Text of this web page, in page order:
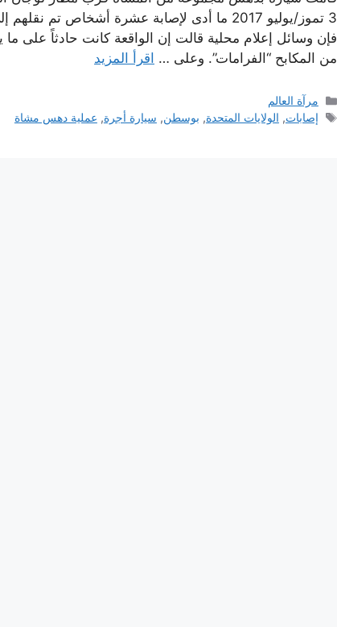
3 تموز/يوليو 2017 ما أدى لإصابة عشرة أشخاص
فإن وسائل إعلام محلية قالت إن الواقعة كانت حادثاً على
من المكابح “الفرامات”. وعلى … اقرأ المزيد
التصنيفات
مرآة العالم
الوسوم
إصابات, الولايات المتحدة, بوسطن, سيارة أجرة, عملية دهس مشاة